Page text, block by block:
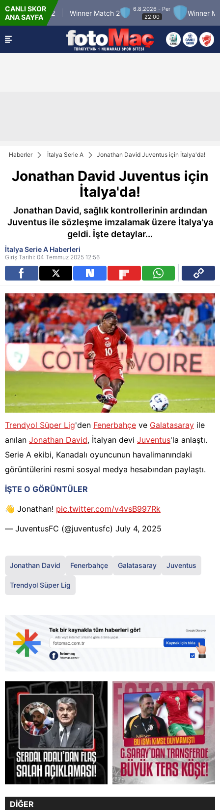
CANLI SKOR
ANA SAYFA
Match 12 Winner Match 2
6.8.2026 - Per
22:00
Winner
Haberler İtalya Serie A Jonathan David Juventus için İtalya'da!
Jonathan David Juventus için
İtalya'da!
Jonathan David, sağlık kontrollerinin ardından
Juventus ile sözleşme imzalamak üzere İtalya'ya
geldi. İşte detaylar...
İtalya Serie A Haberleri
Giriş Tarihi: 04 Temmuz 2025 12:56
Trendyol Süper Lig'den Fenerbahçe ve Galatasaray ile
anılan Jonathan David, İtalyan devi Juventus'la anlaştı.
Serie A ekibi, Kanadalı oyuncunun havalimanındaki
görüntülerini resmi sosyal medya hesabından paylaştı.
İŞTE O GÖRÜNTÜLER
👋 Jonathan! pic.twitter.com/v4vsB997Rk
— JuventusFC (@juventusfc) July 4, 2025
Jonathan David Fenerbahçe Galatasaray Juventus
Trendyol Süper Lig
DİĞER